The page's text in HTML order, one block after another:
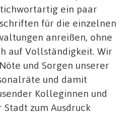
ein paar
für die einzelnen
anreißen, ohne
auf Vollständigkeit. Wir
und Sorgen unserer
und damit
Kolleginnen und
zum Ausdruck